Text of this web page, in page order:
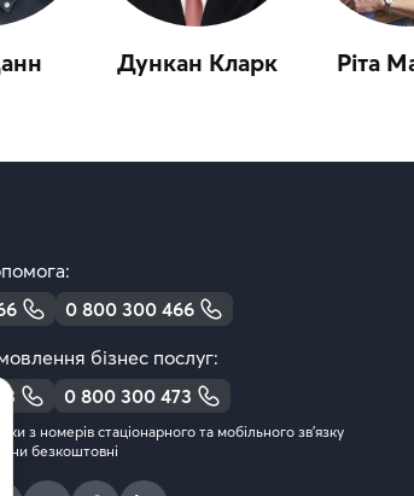
Дункан Кларк Ріта
0 800 300 466
бізнес послуг:
0 800 300 473
з номерів стаціонарного та мобільного зв’язку
безкоштовні